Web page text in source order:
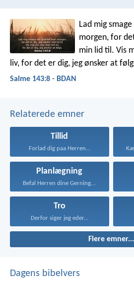
Lad mig
morgen, for
min lid til. Vis
liv, for det er dig, jeg ønsker at
Salme 143:8 - BDAN
Relaterede emner
Tillid
Forlad dig paa Herren...
Planlægning
Befal Herren dine Gerninger...
Tro
Derfor siger jeg eder...
Flere emner...
Dagens bibelvers